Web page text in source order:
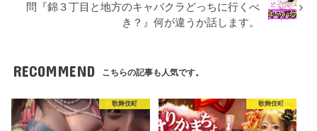
問『錦３丁目と地方のキャバクラどっちに行くべ
き？』何が違うか話します。
RECOMMEND こちらの記事も人気です。
歌舞伎町 歌舞伎町